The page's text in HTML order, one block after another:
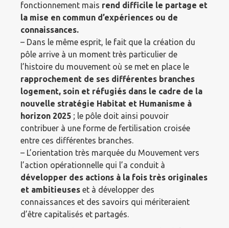
fonctionnement mais rend difficile le partage et
la mise en commun d’expériences ou de
connaissances.
– Dans le même esprit, le fait que la création du
pôle arrive à un moment très particulier de
l’histoire du mouvement où se met en place le
rapprochement de ses différentes branches
logement, soin et réfugiés dans le cadre de la
nouvelle stratégie Habitat et Humanisme à
horizon 2025 ; le pôle doit ainsi pouvoir
contribuer à une forme de fertilisation croisée
entre ces différentes branches.
– L’orientation très marquée du Mouvement vers
l’action opérationnelle qui l’a conduit à
développer des actions à la fois très originales
et ambitieuses et à développer des
connaissances et des savoirs qui mériteraient
d’être capitalisés et partagés.